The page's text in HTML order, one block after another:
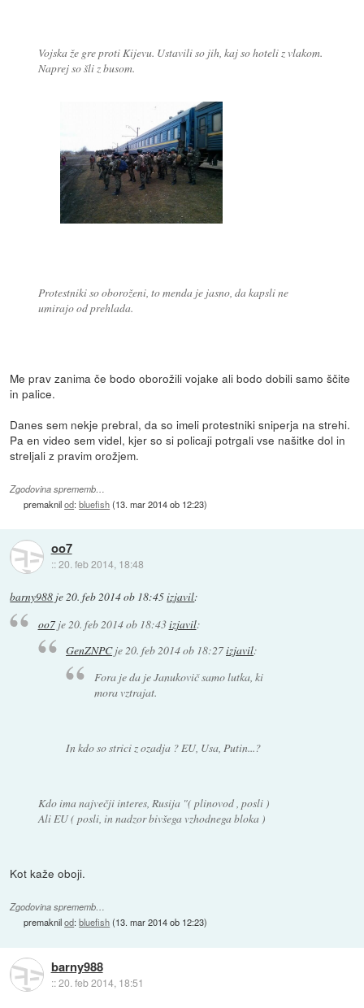
Vojska že gre proti Kijevu. Ustavili so jih, kaj so hoteli z vlakom.
Naprej so šli z busom.
Protestniki so oboroženi, to menda je jasno, da kapsli ne
umirajo od prehlada.
Me prav zanima če bodo oborožili vojake ali bodo dobili samo ščite
in palice.
Danes sem nekje prebral, da so imeli protestniki sniperja na strehi.
Pa en video sem videl, kjer so si policaji potrgali vse našitke dol in
streljali z pravim orožjem.
Zgodovina sprememb…
premaknilod:bluefish(13. mar 2014 ob 12:23)
oo7
::20. feb 2014, 18:48
barny988 je20. feb 2014 ob 18:45izjavil:
oo7je 20. feb 2014 ob 18:43izjavil:
GenZNPCje20. feb 2014 ob 18:27izjavil:
Fora je da je Janukovič samo lutka, ki
mora vztrajat.
In kdo so strici z ozadja ? EU, Usa, Putin...?
Kdo ima največji interes, Rusija "( plinovod , posli )
Ali EU ( posli, in nadzor bivšega vzhodnega bloka )
Kot kaže oboji.
Zgodovina sprememb…
premaknilod:bluefish(13. mar 2014 ob 12:23)
barny988
::20. feb 2014, 18:51